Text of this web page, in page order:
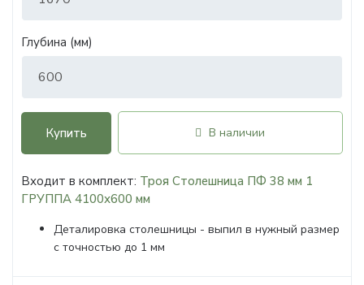
Глубина (мм)
Купить В наличии
Входит в комплект: Троя Столешница ПФ 38 мм 1
ГРУППА 4100х600 мм
Деталировка столешницы - выпил в нужный размер
с точностью до 1 мм